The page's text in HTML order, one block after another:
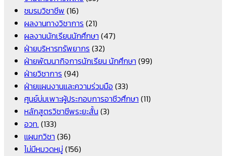
ชมรมวิชาชีพ (16)
ผลงานทางวิชาการ (21)
ผลงานนักเรียนนักศึกษา (47)
ฝ่ายบริหารทรัพยากร (32)
ฝ่ายพัฒนากิจการนักเรียน นักศึกษา (99)
ฝ่ายวิชาการ (94)
ฝ่ายแผนงานและความร่วมมือ (33)
ศูนย์บ่มเพาะผู้ประกอบการอาชีวศึกษา (11)
หลักสูตรวิชาชีพระยะสั้น (3)
อวท. (133)
แผนกวิชา (36)
ไม่มีหมวดหมู่ (156)